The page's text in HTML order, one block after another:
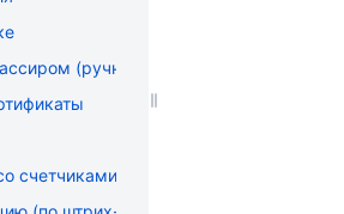
(ручная скидка)
счетчиками